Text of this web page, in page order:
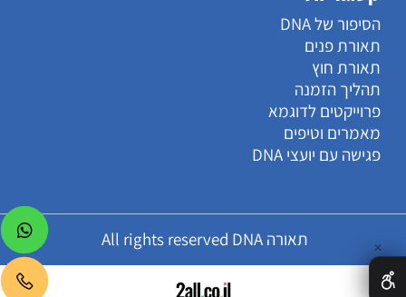
הסיפור של DNA
תאורת פנים
תאורת חוץ
תהליך הזמנה
פרוייקטים לדוגמא
מאמרים וטיפים
פגישה עם יועצי DNA
תאורה All rights reserved DNA ✕